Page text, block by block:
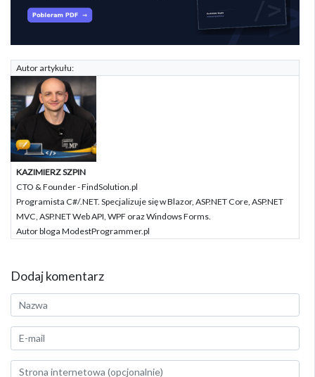
Autor artykułu:
KAZIMIERZ SZPIN
CTO & Founder - FindSolution.pl
Programista C#/.NET. Specjalizuje się w Blazor, ASP.NET Core, ASP.NET
MVC, ASP.NET Web API, WPF oraz Windows Forms.
Autor bloga ModestProgrammer.pl
Dodaj komentarz